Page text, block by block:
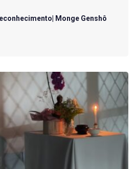
Monge Genshô